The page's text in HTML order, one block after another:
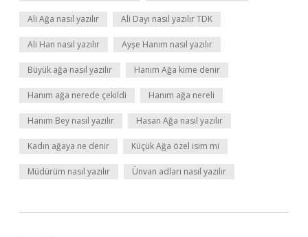
Ali Ağa nasıl yazılır Ali Dayı nasıl yazılır TDK
Ali Han nasıl yazılır Ayşe Hanım nasıl yazılır
Büyük ağa nasıl yazılır Hanım Ağa kime denir
Hanım ağa nerede çekildi Hanım ağa nereli
Hanım Bey nasıl yazılır Hasan Ağa nasıl yazılır
Kadın ağaya ne denir Küçük Ağa özel isim mi
Müdürüm nasıl yazılır Ünvan adları nasıl yazılır